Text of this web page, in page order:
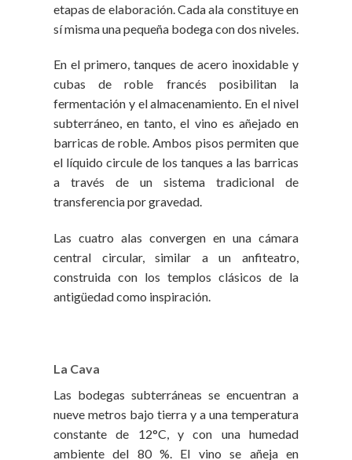
etapas de elaboración. Cada ala constituye en
sí misma una pequeña bodega con dos niveles.
En el primero, tanques de acero inoxidable y
cubas de roble francés posibilitan la
fermentación y el almacenamiento. En el nivel
subterráneo, en tanto, el vino es añejado en
barricas de roble. Ambos pisos permiten que
el líquido circule de los tanques a las barricas
a través de un sistema tradicional de
transferencia por gravedad.
Las cuatro alas convergen en una cámara
central circular, similar a un anfiteatro,
construida con los templos clásicos de la
antigüedad como inspiración.
La Cava
Las bodegas subterráneas se encuentran a
nueve metros bajo tierra y a una temperatura
constante de 12°C, y con una humedad
ambiente del 80 %. El vino se añeja en